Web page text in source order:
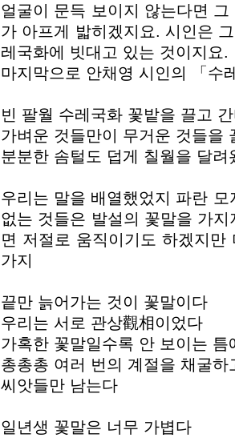
얼굴이 문득 보이지 않는다면
가 아프게 밟히겠지요. 시인은
레국화에 빗대고 있는 것이지요.
마지막으로 안채영 시인의 「수
빈 팔월 수레국화 꽃밭을 끌고
가벼운 것들만이 무거운 것들을
분분한 솜털도 덥게 칠월을 달려
우리는 말을 배열했었지 파란
없는 것들은 발설의 꽃말을 가
면 저절로 움직이기도 하겠지
가지
끝만 늙어가는 것이 꽃말이다
우리는 서로 관상觀相이었다
가혹한 꽃말일수록 안 보이는 틈
총총총 여러 번의 계절을 채굴하
씨앗들만 남는다
일년생 꽃말은 너무 가볍다